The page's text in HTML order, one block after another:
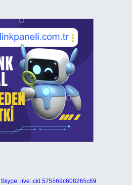
Skype: live:.cid.575569c608265c69